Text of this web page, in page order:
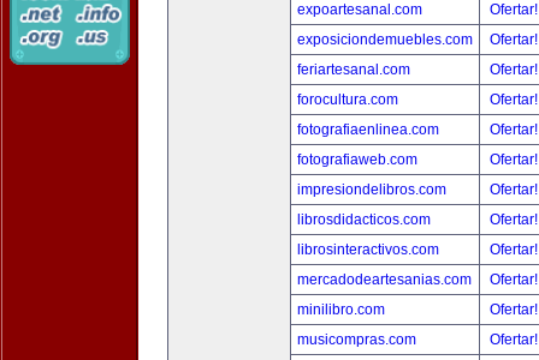
expoartesanal.com
exposiciondemuebles.com
feriartesanal.com
forocultura.com
fotografiaenlinea.com
fotografiaweb.com
impresiondelibros.com
librosdidacticos.com
librosinteractivos.com
mercadodeartesanias.com
minilibro.com
musicompras.com